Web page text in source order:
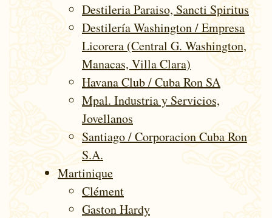
Destileria Paraiso, Sancti Spiritus
Destilería Washington / Empresa
Licorera (Central G. Washington,
Manacas, Villa Clara)
Havana Club / Cuba Ron SA
Mpal. Industria y Servicios,
Jovellanos
Santiago / Corporacion Cuba Ron
S.A.
Mar­ti­ni­que
Clément
Gaston Hardy